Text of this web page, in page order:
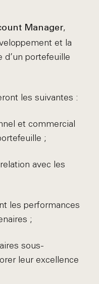
Manager,
et la
portefeuille
les suivantes :
et commercial
;
avec les
les performances
;
sous-
leur excellence